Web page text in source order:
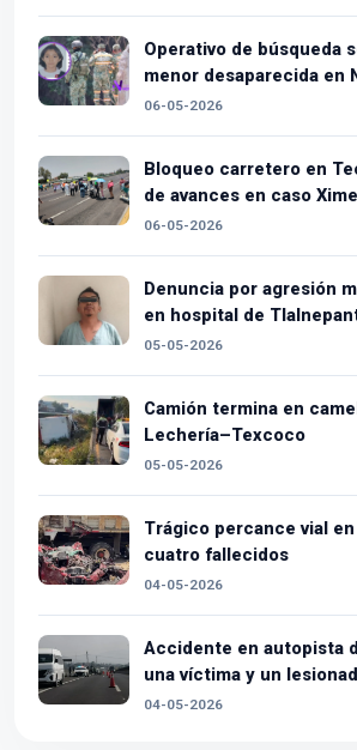
Operativo de búsqueda
menor desaparecida en
06-05-2026
Bloqueo carretero en
de avances en caso
06-05-2026
Denuncia por agresión
en hospital de
05-05-2026
Camión termina en
Lechería–Texcoco
05-05-2026
Trágico percance vial
cuatro fallecidos
04-05-2026
Accidente en autopista
una víctima y un
04-05-2026